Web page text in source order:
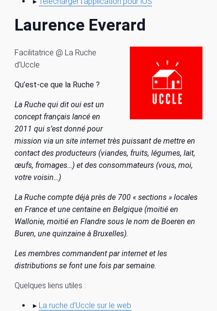
Laurence Everard
Facilitatrice @ La Ruche
d’Uccle
Qu’est-ce que la Ruche ?
La Ruche qui dit oui est un
concept français lancé en
2011 qui s’est donné pour
mission via un site internet très puissant de mettre en
contact des producteurs (viandes, fruits, légumes, lait,
œufs, fromages…) et des consommateurs (vous, moi,
votre voisin…)
La Ruche compte déjà près de 700 « sections » locales
en France et une centaine en Belgique (moitié en
Wallonie, moitié en Flandre sous le nom de Boeren en
Buren, une quinzaine à Bruxelles).
Les membres commandent par internet et les
distributions se font une fois par semaine.
Quelques liens utiles :
▸ La ruche d’Uccle sur le web